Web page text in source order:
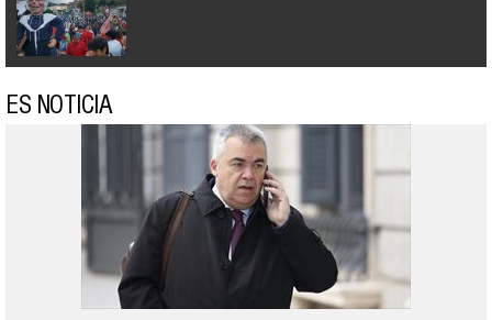
ES NOTICIA